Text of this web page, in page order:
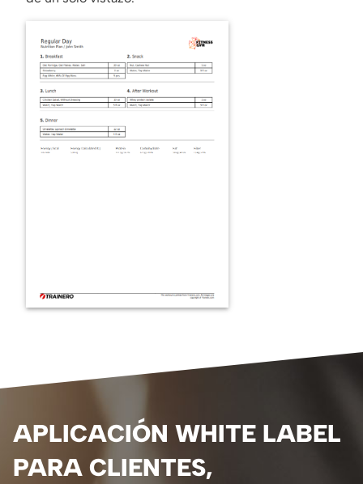
APLICACIÓN WHITE LABEL
PARA CLIENTES,